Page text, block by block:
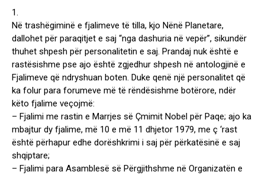
1.
Në trashëgiminë e fjalimeve të tilla, kjo Nënë Planetare,
dallohet për paraqitjet e saj “nga dashuria në vepër”, sikundër
thuhet shpesh për personalitetin e saj. Prandaj nuk është e
rastësishme pse ajo është zgjedhur shpesh në antologjinë e
Fjalimeve që ndryshuan boten. Duke qenë një personalitet që
ka folur para forumeve më të rëndësishme botërore, ndër
këto fjalime veçojmë:
– Fjalimi me rastin e Marrjes së Çmimit Nobel për Paqe; ajo ka
mbajtur dy fjalime, më 10 e më 11 dhjetor 1979, me ç ‘rast
është përhapur edhe dorëshkrimi i saj për përkatësinë e saj
shqiptare;
– Fjalimi para Asamblesë së Përgjithshme në Organizatën e